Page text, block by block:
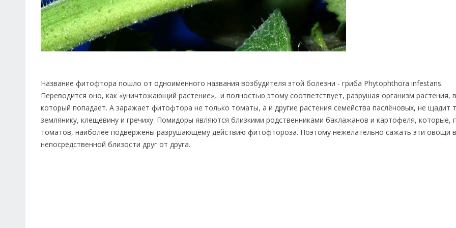
Название фитофтора пошло от одноименного названия возбудителя этой болезни - гриба Phytophthora infestans.
Переводится оно, как «уничтожающий растение», и полностью этому соответствует, разрушая организм растения, в
который попадает. А заражает фитофтора не только томаты, а и другие растения семейства паслёновых, не щадит
землянику, клещевину и гречиху. Помидоры являются близкими родственниками баклажанов и картофеля, которые,
томатов, наиболее подвержены разрушающему действию фитофтороза. Поэтому нежелательно сажать эти овощи в
непосредственной близости друг от друга.